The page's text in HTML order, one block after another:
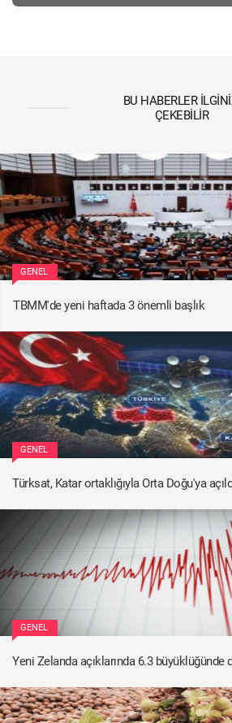
BU HABERLER
ÇEKEBILIR
GENEL
TBMM'de yeni haftada 3 önemli başlık
GENEL
Türksat, Katar ortaklığıyla Orta Doğu'ya
GENEL
Yeni Zelanda açıklarında 6.3 büyüklüğünde